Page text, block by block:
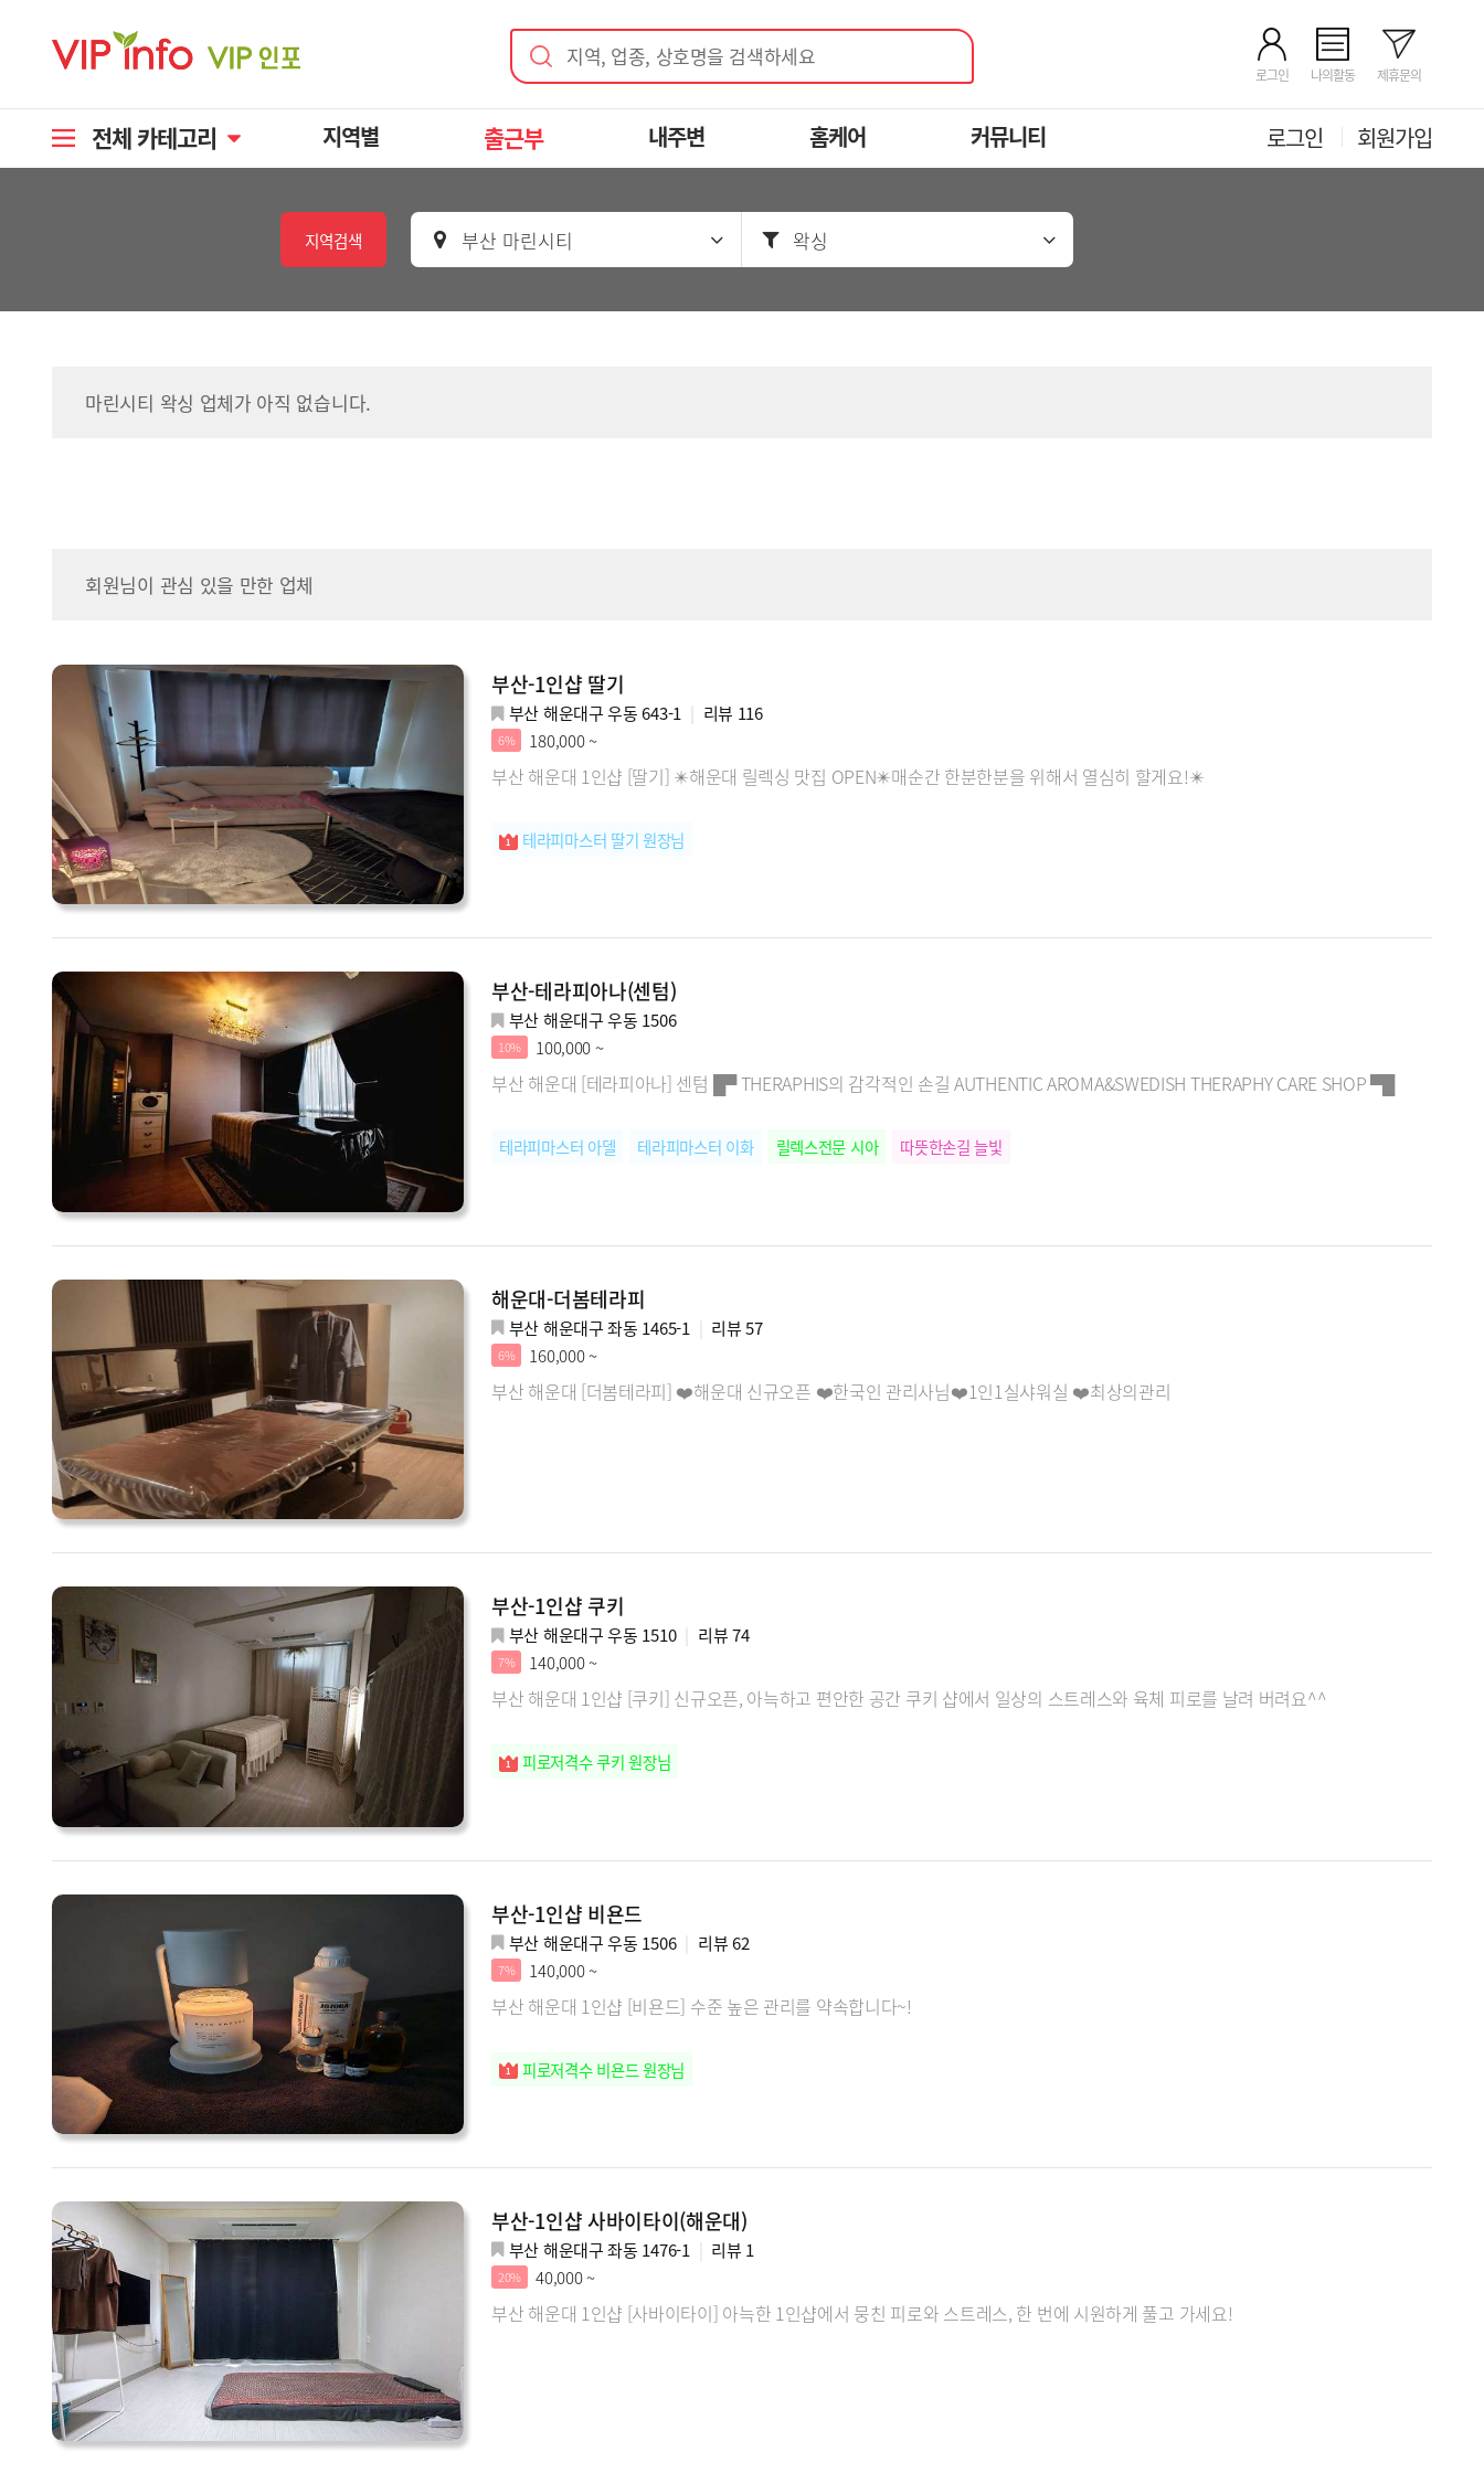
지역, 업종, 상호명을 검색하세요
로그인 나의활동 제휴문의
전체 카테고리 지역별 출근부 내주변 홈케어 커뮤니티 로그인 회원가입
지역검색 부산 마린시티 왁싱
마린시티 왁싱 업체가 아직 없습니다.
회원님이 관심 있을 만한 업체
부산-1인샵 딸기
부산 해운대구 우동 643-1 리뷰 116
6% 180,000 ~
부산 해운대 1인샵 [딸기] ✴️해운대 릴렉싱 맛집 OPEN✴️매순간 한분한분을 위해서 열심히 할게요!✴️
테라피마스터 딸기 원장님
부산-테라피아나(센텀)
부산 해운대구 우동 1506
10% 100,000 ~
부산 해운대 [테라피아나] 센텀 █▀ THERAPHIS의 감각적인 손길 AUTHENTIC AROMA&SWEDISH THERAPHY CARE SHOP ▀█
테라피마스터 아델 테라피마스터 이화 릴렉스전문 시아 따뜻한손길 늘빛
해운대-더봄테라피
부산 해운대구 좌동 1465-1 리뷰57
6% 160,000 ~
부산 해운대 [더봄테라피] ❤️해운대 신규오픈 ❤️한국인 관리사님❤️1인1실샤워실 ❤️최상의관리
부산-1인샵 쿠키
부산 해운대구 우동 1510 리뷰74
7% 140,000 ~
부산 해운대 1인샵 [쿠키] 신규오픈, 아늑하고 편안한 공간 쿠키 샵에서 일상의 스트레스와 육체 피로를 날려 버려요^^
피로저격수 쿠키 원장님
부산-1인샵 비욘드
부산 해운대구 우동 1506 리뷰62
7% 140,000 ~
부산 해운대 1인샵 [비욘드] 수준 높은 관리를 약속합니다~!
피로저격수 비욘드 원장님
부산-1인샵 사바이타이(해운대)
부산 해운대구 좌동 1476-1 리뷰 1
20% 40,000 ~
부산 해운대 1인샵 [사바이타이] 아늑한 1인샵에서 뭉친 피로와 스트레스, 한 번에 시원하게 풀고 가세요!